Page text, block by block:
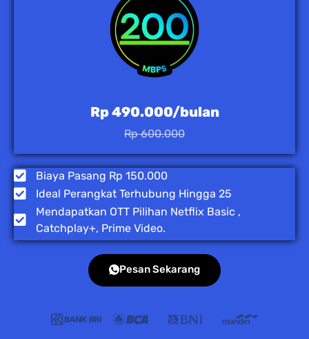
Rp 490.000/bulan
Rp 600.000
Biaya Pasang Rp 150.000
Ideal Perangkat Terhubung Hingga 25
Mendapatkan OTT Pilihan Netflix Basic ,
Catchplay+, Prime Video.
Pesan Sekarang